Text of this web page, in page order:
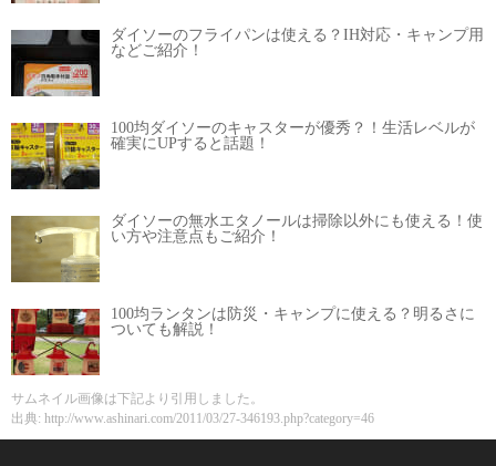
ダイソーのフライパンは使える？IH対応・キャンプ用
などご紹介！
100均ダイソーのキャスターが優秀？！生活レベルが
確実にUPすると話題！
ダイソーの無水エタノールは掃除以外にも使える！使
い方や注意点もご紹介！
100均ランタンは防災・キャンプに使える？明るさに
ついても解説！
サムネイル画像は下記より引用しました。
出典: http://www.ashinari.com/2011/03/27-346193.php?category=46